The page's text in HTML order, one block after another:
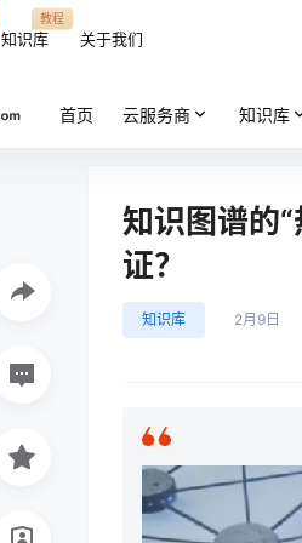
知识库
教程
关于我们
首页 云服务商 知识库
知识图谱的
证？
知识库 2月9日